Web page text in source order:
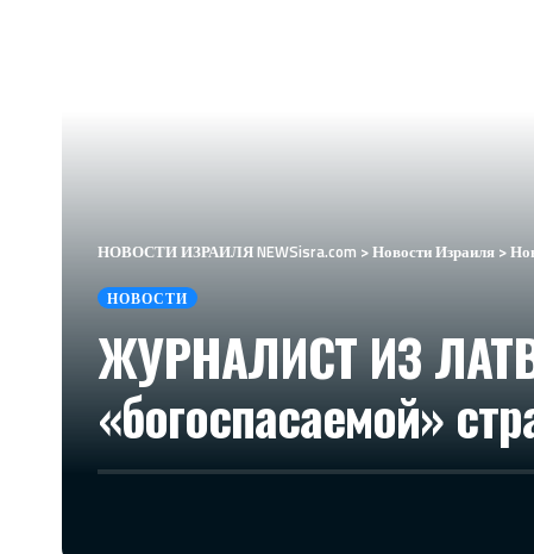
НОВОСТИ ИЗРАИЛЯ NEWSisra.com >Новости Израиля >
НОВОСТИ
ЖУРНАЛИСТ ИЗ
«богоспасаемой»